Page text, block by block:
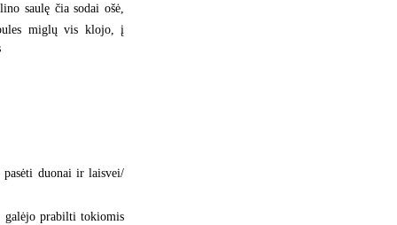
saulę čia sodai ošė,
miglų vis klojo, į
pasėti duonai ir laisvei/
galėjo prabilti tokiomis